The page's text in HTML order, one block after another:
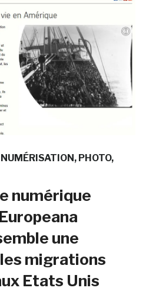
NUMÉRISATION
PHOTO
numérique
une
migrations
Etats Unis